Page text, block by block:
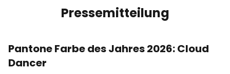
Pressemitteilung
Pantone Farbe des Jahres 2026: Cloud
Dancer